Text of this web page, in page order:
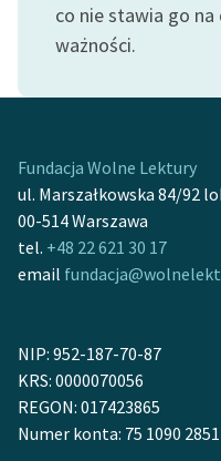
Kolekcje edukacyjne
twórców przechodzących
lektur szkolnych oraz
Odkurzamy bohaterów
Szkoła Poezji Wolnych
Lektur
O nas
O projekcie
Zespół
co nie stawia go na
ważności.
Fundacja Wolne Lektury
ul. Marszałkowska 84/92
00-514 Warszawa
tel. +48 22 621 30 17
email
NIP: 952-187-70-87
KRS: 0000070056
REGON: 017423865
Numer konta: 75 1090